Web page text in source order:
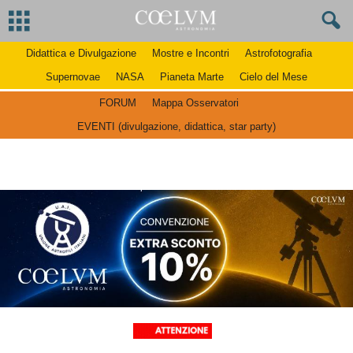
Didattica e Divulgazione Mostre e Incontri
Astrofotografia
Supernovae
NASA Pianeta Marte Cielo del Mese
FORUM
Mappa Osservatori
EVENTI (divulgazione, didattica, star party)